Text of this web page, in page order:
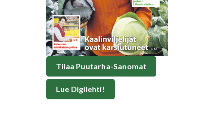
Tilaa Puutarha-Sanomat
Lue Digilehti!